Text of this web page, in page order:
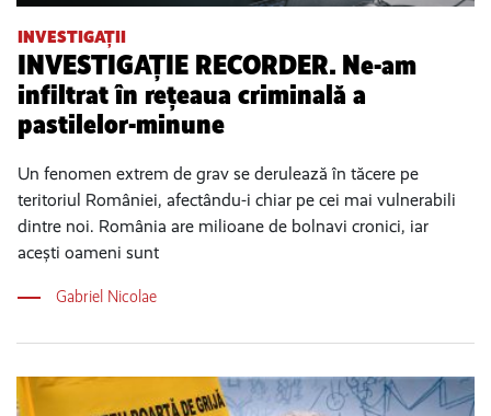
INVESTIGAȚII
INVESTIGAȚIE RECORDER. Ne-am
infiltrat în rețeaua criminală a
pastilelor-minune
Un fenomen extrem de grav se derulează în tăcere pe
teritoriul României, afectându-i chiar pe cei mai vulnerabili
dintre noi. România are milioane de bolnavi cronici, iar
acești oameni sunt
Gabriel Nicolae